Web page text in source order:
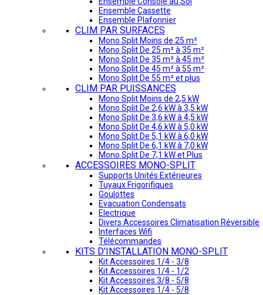
Ensemble Cassette
Ensemble Plafonnier
CLIM PAR SURFACES
Mono Split Moins de 25 m²
Mono Split De 25 m² à 35 m²
Mono Split De 35 m² à 45 m²
Mono Split De 45 m² à 55 m²
Mono Split De 55 m² et plus
CLIM PAR PUISSANCES
Mono Split Moins de 2,5 kW
Mono Split De 2,6 kW à 3,5 kW
Mono Split De 3,6 kW à 4,5 kW
Mono Split De 4,6 kW à 5,0 kW
Mono Split De 5,1 kW à 6,0 kW
Mono Split De 6,1 kW à 7,0 kW
Mono Split De 7,1 kW et Plus
ACCESSOIRES MONO-SPLIT
Supports Unités Extérieures
Tuyaux Frigorifiques
Goulottes
Evacuation Condensats
Electrique
Divers Accessoires Climatisation Réversible
Interfaces Wifi
Télécommandes
KITS D'INSTALLATION MONO-SPLIT
Kit Accessoires 1/4 - 3/8
Kit Accessoires 1/4 - 1/2
Kit Accessoires 3/8 - 5/8
Kit Accessoires 1/4 - 5/8